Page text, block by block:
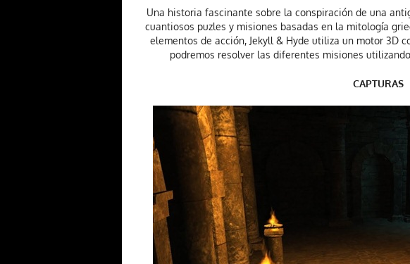
Una historia fascinante sobre la conspiración de una
cuantiosos puzles y misiones basadas en la mitología
elementos de acción, Jekyll & Hyde utiliza un motor 3D
podremos resolver las diferentes misiones
CAPTURAS